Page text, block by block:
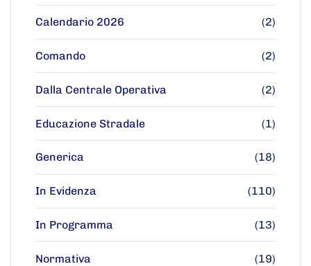
Calendario 2026 (2)
Comando (2)
Dalla Centrale Operativa (2)
Educazione Stradale (1)
Generica (18)
In Evidenza (110)
In Programma (13)
Normativa (19)